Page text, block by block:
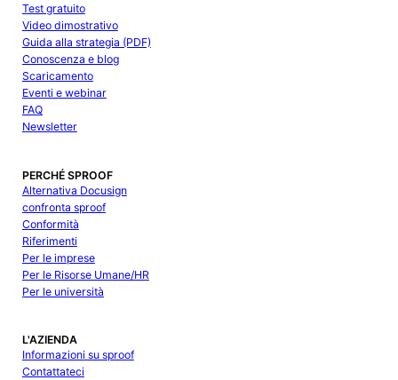
Test gratuito
Video dimostrativo
Guida alla strategia (PDF)
Conoscenza e blog
Scaricamento
Eventi e webinar
FAQ
Newsletter
PERCHÉ SPROOF
Alternativa Docusign
confronta sproof
Conformità
Riferimenti
Per le imprese
Per le Risorse Umane/HR
Per le università
L'AZIENDA
Informazioni su sproof
Contattateci